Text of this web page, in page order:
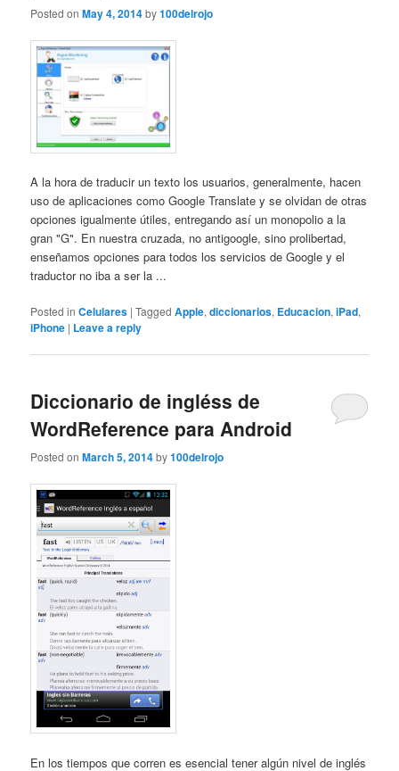
Posted onMay 4, 2014by100delrojo
A la hora de traducir un texto los usuarios, generalmente, hacen
uso de aplicaciones como Google Translate y se olvidan de otras
opciones igualmente útiles, entregando así un monopolio a la
gran "G". En nuestra cruzada, no antigoogle, sino prolibertad,
enseñamos opciones para todos los servicios de Google y el
traductor no iba a ser la ...
Posted in Celulares |Tagged Apple,diccionarios, Educacion,iPad,
iPhone | Leave a reply
Diccionario de ingléss de
WordReference para Android
Posted onMarch 5, 2014by100delrojo
En los tiempos que corren es esencial tener algún nivel de inglés